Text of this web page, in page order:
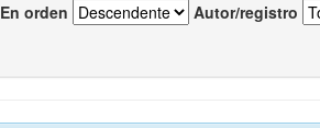
En orden Autor/registro